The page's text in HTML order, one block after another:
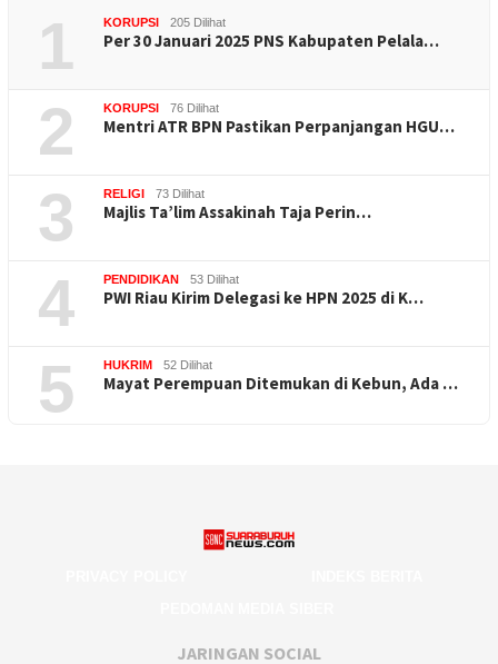
1 KORUPSI 205 Dilihat
Per 30 Januari 2025 PNS Kabupaten Pelala…
2 KORUPSI 76 Dilihat
Mentri ATR BPN Pastikan Perpanjangan HGU…
3 RELIGI 73 Dilihat
Majlis Ta’lim Assakinah Taja Perin…
4 PENDIDIKAN 53 Dilihat
PWI Riau Kirim Delegasi ke HPN 2025 di K…
5 HUKRIM 52 Dilihat
Mayat Perempuan Ditemukan di Kebun, Ada …
JARINGAN SOCIAL